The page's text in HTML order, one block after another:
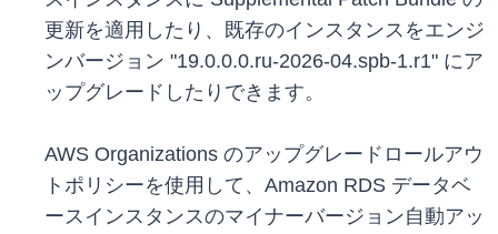
更新を適用したり、既存のインスタンスをエンジ
ンバージョン "19.0.0.0.ru-2026-04.spb-1.r1" にア
ップグレードしたりできます。
AWS Organizations のアップグレードロールアウ
トポリシーを使用して、Amazon RDS データベ
ースインスタンスのマイナーバージョン自動アッ